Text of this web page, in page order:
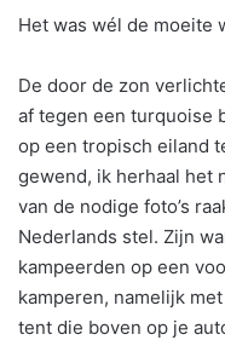
Het was wél de moeite
De door de zon
af tegen een turquoise
op een tropisch eiland
gewend, ik herhaal het
van de nodige foto’s
Nederlands stel. Zijn
kampeerden op een
kamperen, namelijk
tent die boven op je